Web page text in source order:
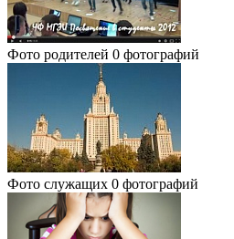
Фото родителей 0 фотографий
Фото служащих 0 фотографий